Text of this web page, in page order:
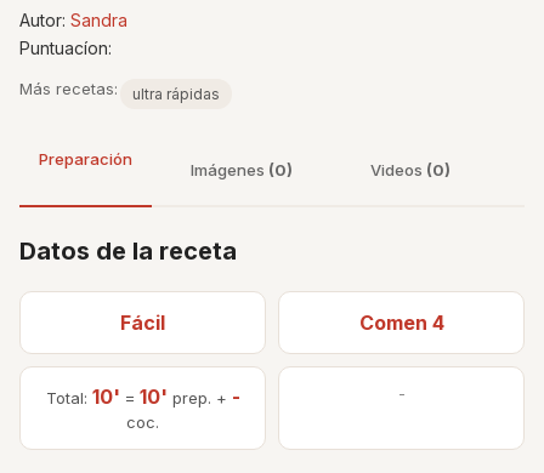
Autor: Sandra
Puntuacíon:
Más recetas: ultra rápidas
Preparación
Imágenes (0) Videos (0)
Datos de la receta
Fácil Comen 4
Total: 10' = 10' prep. + -
coc.
-